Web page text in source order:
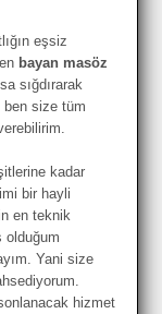
eşsiz
bayan masöz
sığdırarak
ben size tüm
kadar
bir hayli
en teknik
olduğum
Yani size
hizmet